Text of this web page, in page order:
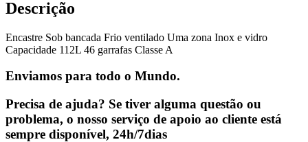
Descrição
Encastre Sob bancada Frio ventilado Uma zona Inox e vidro
Capacidade 112L 46 garrafas Classe A
Enviamos para todo o Mundo.
Precisa de ajuda? Se tiver alguma questão ou
problema, o nosso serviço de apoio ao cliente está
sempre disponível, 24h/7dias